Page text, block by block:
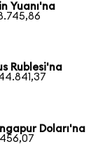
Yuanı'na
Rublesi'na
Doları'na